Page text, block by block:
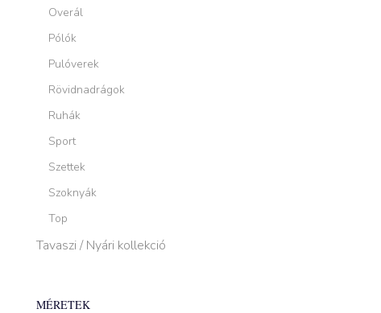
Overál
Pólók
Pulóverek
Rövidnadrágok
Ruhák
Sport
Szettek
Szoknyák
Top
Tavaszi / Nyári kollekció
MÉRETEK